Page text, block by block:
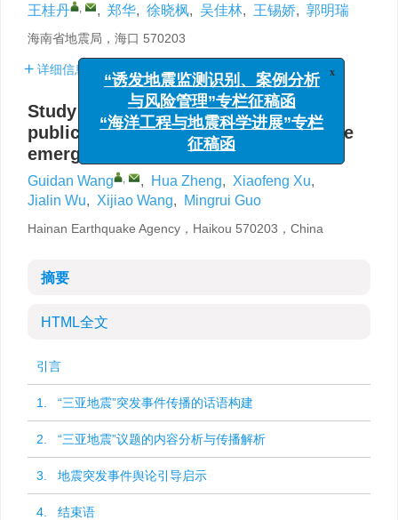
王桂丹 , , 郑华, 徐晓枫, 吴佳林, 王锡娇, 郭明瑞
海南省地震局，海口 570203
详细信息
Study on discourse construction and
public opinion guidance of earthquake
emergencies
Guidan Wang , , Hua Zheng, Xiaofeng Xu,
Jialin Wu, Xijiao Wang, Mingrui Guo
Hainan Earthquake Agency，Haikou 570203，China
摘要
HTML全文
引言
1. “三亚地震”突发事件传播的话语构建
2. “三亚地震”议题的内容分析与传播解析
3. 地震突发事件舆论引导启示
4. 结束语
x
“诱发地震监测识别、案例分析
与风险管理”专栏征稿函
“海洋工程与地震科学进展”专栏
征稿函